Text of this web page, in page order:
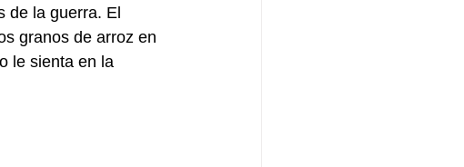
de la guerra. El
granos de arroz en
le sienta en la